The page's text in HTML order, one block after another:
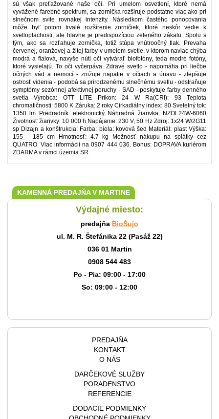
sú však preťažované naše oči. Pri umelom osvetlení, ktoré nemá
vyvážené farebné spektrum, sa zornička rozširuje podstatne viac ako pri
slnečnom svite rovnakej intenzity. Následkom častého ponocovania
môže byť potom trvalé rozšírenie zorničiek, ktoré neskôr vedie k
svetloplachosti, ale hlavne je predispozíciou zeleného zákalu. Spolu s
tým, ako sa rozťahuje zornička, totiž stúpa vnútroočný tlak. Prevaha
červenej, oranžovej a žltej farby v umelom svetle, v ktorom naviac chýba
modrá a fialová, navyše núti oči vytvárať biofotóny, teda modré fotóny,
ktoré vysielajú. To oči vyčerpáva. Zdravé svetlo - napomáha pri liečbe
očných vád a nemocí - znižuje napätie v očiach a únavu - zlepšuje
ostrosť videnia - podobá sa prirodzenému slnečnému svetlu - odstraňuje
symptómy sezónnej afektívnej poruchy - SAD - poskytuje farby denného
svetla Výrobca: OTT LITE Príkon: 24 W Ra(CRI): 93 Teplota
chromatičnosti: 5800 K Záruka: 2 roky Cirkadiálny index: 80 Svetelný tok:
1350 lm Predradník: elektronický Náhradná žiarivka: NZOL24W-6060
Životnosť žiarivky: 10 000 h Napájanie: 230 V, 50 Hz Zdroj: 1x24 W/2G11
sp Dizajn a konštrukcia: Farba: biela: kovová šed Materiál: plast Výška:
155 - 185 cm Hmotnosť: 4.7 kg Možnosť nákupu na splátky cez
QUATRO. Viac informácií na 0907 444 036. Bonus: DOPRAVA kuriérom
ZDARMA v rámci územia SR.
KAMENNÁ PREDAJŇA V MARTINE
Výdajné miesto:
predajňa BioŠujo
ul. M. R. Štefánika 22 (Pasáž 22)
036 01 Martin
0908 544 483
Po - Pia: 09:00 - 17:00
So: 09:00 - 12:00
PREDAJŇA
KONTAKT
O NÁS
DARČEKOVÉ SLUŽBY
PORADENSTVO
REFERENCIE
DODACIE PODMIENKY